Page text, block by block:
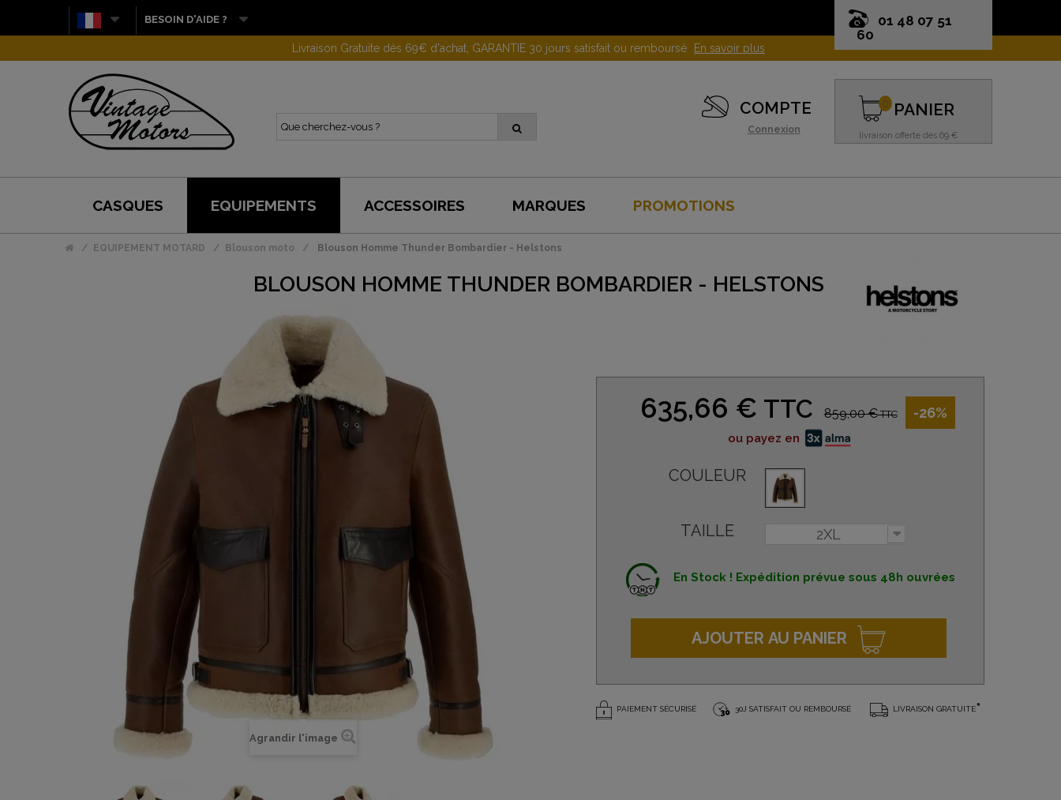
01 48 07 51
60
BESOIN D'AIDE ?
Gagnez 10 euros en parrainant un proche ! En savoir plus
COMPTE
Connexion
PANIER
livraison offerte dès 69 €
0
CASQUES EQUIPEMENTS ACCESSOIRES MARQUES PROMOTIONS
EQUIPEMENT MOTARD Blouson moto Blouson Homme Thunder Bombardier - Helstons
BLOUSON HOMME THUNDER BOMBARDIER - HELSTONS
Agrandir l'image
635,66 € TTC 859,00 €TTC -26%
ou payez en
COULEUR
TAILLE 2XL
En Stock ! Expédition prévue sous 48h ouvrées
AJOUTER AU PANIER
PAIEMENT SÉCURISÉ 30J SATISFAIT OU REMBOURSÉ LIVRAISON GRATUITE*